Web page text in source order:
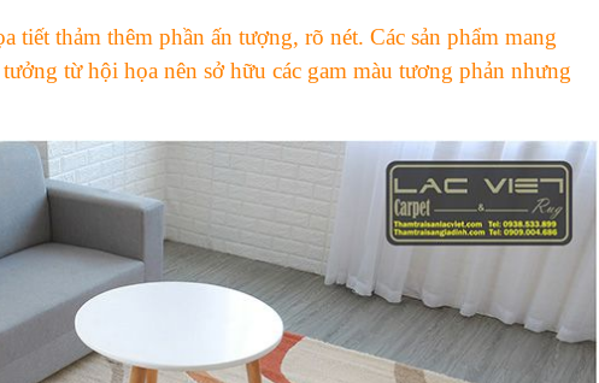
tiết thảm thêm phần ấn tượng, rõ nét. Các sản phẩm mang
từ hội họa nên sở hữu các gam màu tương phản nhưng